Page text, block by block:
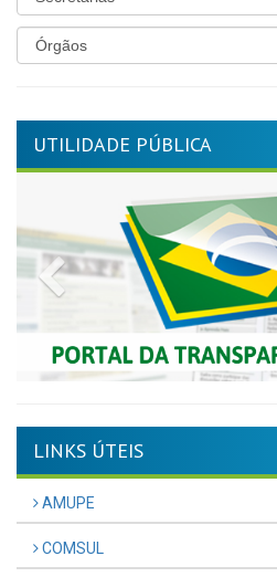
UTILIDADE PÚBLICA
Previous
LINKS ÚTEIS
AMUPE
COMSUL